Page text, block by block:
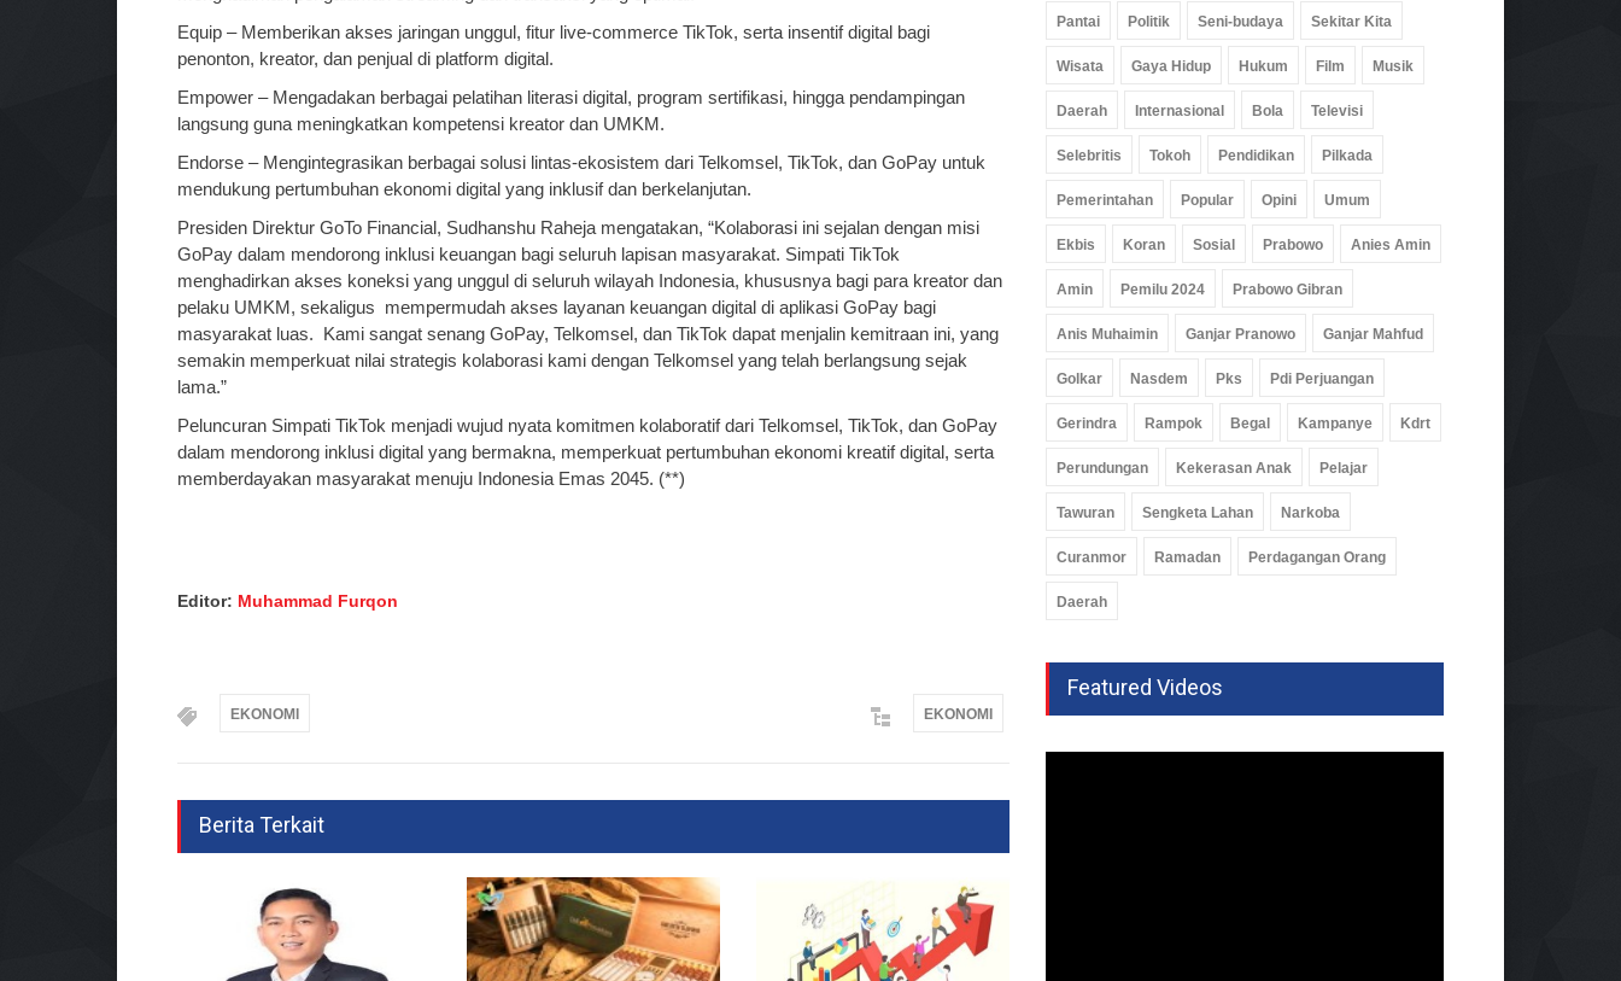
Equip – Memberikan akses jaringan unggul, fitur live-commerce TikTok, serta insentif digital bagi
penonton, kreator, dan penjual di platform digital.
Empower – Mengadakan berbagai pelatihan literasi digital, program sertifikasi, hingga pendampingan
langsung guna meningkatkan kompetensi kreator dan UMKM.
Endorse – Mengintegrasikan berbagai solusi lintas-ekosistem dari Telkomsel, TikTok, dan GoPay untuk
mendukung pertumbuhan ekonomi digital yang inklusif dan berkelanjutan.
Presiden Direktur GoTo Financial, Sudhanshu Raheja mengatakan, “Kolaborasi ini sejalan dengan misi
GoPay dalam mendorong inklusi keuangan bagi seluruh lapisan masyarakat. Simpati TikTok
menghadirkan akses koneksi yang unggul di seluruh wilayah Indonesia, khususnya bagi para kreator dan
pelaku UMKM, sekaligus mempermudah akses layanan keuangan digital di aplikasi GoPay bagi
masyarakat luas. Kami sangat senang GoPay, Telkomsel, dan TikTok dapat menjalin kemitraan ini, yang
semakin memperkuat nilai strategis kolaborasi kami dengan Telkomsel yang telah berlangsung sejak
lama.”
Peluncuran Simpati TikTok menjadi wujud nyata komitmen kolaboratif dari Telkomsel, TikTok, dan GoPay
dalam mendorong inklusi digital yang bermakna, memperkuat pertumbuhan ekonomi kreatif digital, serta
memberdayakan masyarakat menuju Indonesia Emas 2045. (**)
Editor: Muhammad Furqon
EKONOMI EKONOMI
Berita Terkait
Pantai Politik Seni-budaya Sekitar Kita
Wisata Gaya Hidup Hukum Film Musik
Daerah Internasional Bola Televisi
Selebritis Tokoh Pendidikan Pilkada
Pemerintahan Popular Opini Umum
Ekbis Koran Sosial Prabowo Anies Amin
Amin Pemilu 2024 Prabowo Gibran
Anis Muhaimin Ganjar Pranowo Ganjar Mahfud
Golkar Nasdem Pks Pdi Perjuangan
Gerindra Rampok Begal Kampanye Kdrt
Perundungan Kekerasan Anak Pelajar
Tawuran Sengketa Lahan Narkoba
Curanmor Ramadan Perdagangan Orang
Daerah
Featured Videos